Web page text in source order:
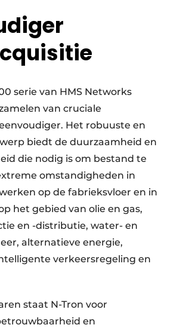
serie van HMS Networks
van cruciale
Het robuuste en
biedt de duurzaamheid en
die nodig is om bestand te
omstandigheden in
op de fabrieksvloer en in
het gebied van olie en gas,
en -distributie, water- en
alternatieve energie,
verkeersregeling en
staat N-Tron voor
en